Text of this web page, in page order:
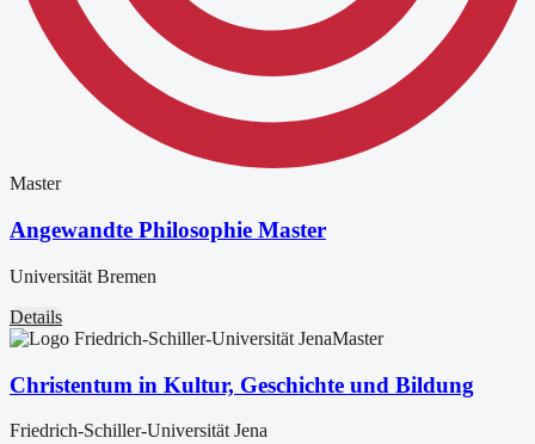
Master
Angewandte Philosophie Master
Universität Bremen
Details
Master
Christentum in Kultur, Geschichte und Bildung
Friedrich-Schiller-Universität Jena